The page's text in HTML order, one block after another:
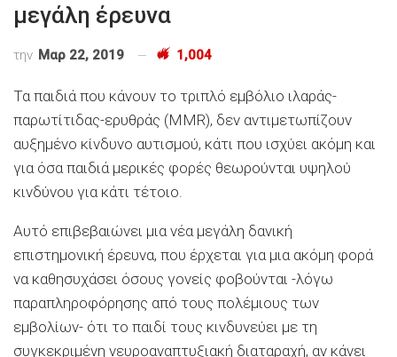
μεγάλη έρευνα
την Μαρ 22, 2019 1,004
Τα παιδιά που κάνουν το τριπλό εμβόλιο ιλαράς-
παρωτίτιδας-ερυθράς (MMR), δεν αντιμετωπίζουν
αυξημένο κίνδυνο αυτισμού, κάτι που ισχύει ακόμη και
για όσα παιδιά μερικές φορές θεωρούνται υψηλού
κινδύνου για κάτι τέτοιο.
Αυτό επιβεβαιώνει μια νέα μεγάλη δανική
επιστημονική έρευνα, που έρχεται για μια ακόμη φορά
να καθησυχάσει όσους γονείς φοβούνται -λόγω
παραπληροφόρησης από τους πολέμιους των
εμβολίων- ότι το παιδί τους κινδυνεύει με τη
συγκεκριμένη νευροαναπτυξιακή διαταραχή, αν κάνει